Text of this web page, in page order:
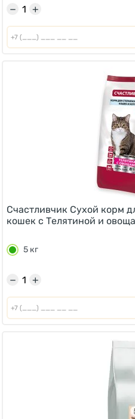
+
−
Счастливчик Сухой корм
кошек с Телятиной и
5 кг
+
−